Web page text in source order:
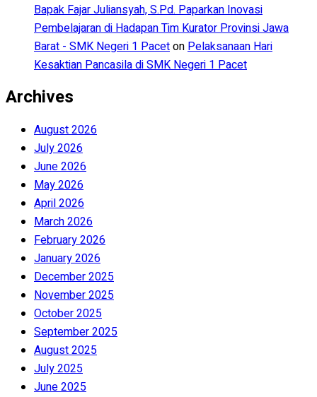
Bapak Fajar Juliansyah, S.Pd. Paparkan Inovasi
Pembelajaran di Hadapan Tim Kurator Provinsi Jawa
Barat - SMK Negeri 1 PacetonPelaksanaan Hari
Kesaktian Pancasila di SMK Negeri 1 Pacet
Archives
August 2026
July 2026
June 2026
May 2026
April 2026
March 2026
February 2026
January 2026
December 2025
November 2025
October 2025
September 2025
August 2025
July 2025
June 2025